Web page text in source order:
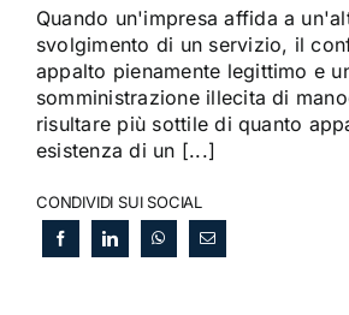
Quando un'impresa affida a
svolgimento di un servizio, il
appalto pienamente legittimo e
somministrazione illecita di
risultare più sottile di quanto
esistenza di un [...]
CONDIVIDI SUI SOCIAL